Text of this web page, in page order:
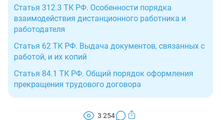
Статья 312.3 ТК РФ. Особенности порядка
взаимодействия дистанционного работника и
работодателя
Статья 62 ТК РФ. Выдача документов, связанных с
работой, и их копий
Статья 84.1 ТК РФ. Общий порядок оформления
прекращения трудового договора
3 254